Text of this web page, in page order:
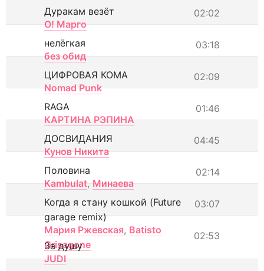
02:02
Дуракам везёт
О! Марго
03:18
нелёгкая
без обид
02:09
ЦИФРОВАЯ КОМА
Nomad Punk
01:46
RAGA
КАРТИНА РЭПИНА
04:45
ДОСВИДАНИЯ
Кунов Никита
02:14
Половина
Kambulat, Минаева
03:07
Когда я стану кошкой (Future
garage remix)
Мария Ржевская, Batisto
Grisagone
02:53
За душу
JUDI